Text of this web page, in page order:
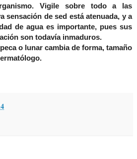
Vigile sobre todo a las
sensación de sed está atenuada, y a
de agua es importante, pues sus
son todavía inmaduros.
o lunar cambia de forma, tamaño